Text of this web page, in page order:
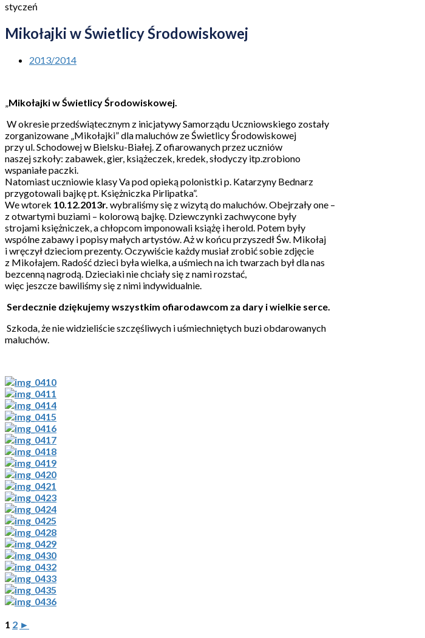
styczeń
Mikołajki w Świetlicy Środowiskowej
2013/2014
„Mikołajki w Świetlicy Środowiskowej.
W okresie przedświątecznym z inicjatywy Samorządu Uczniowskiego zostały
zorganizowane „Mikołajki” dla maluchów ze Świetlicy Środowiskowej
przy ul. Schodowej w Bielsku-Białej. Z ofiarowanych przez uczniów
naszej szkoły: zabawek, gier, książeczek, kredek, słodyczy itp.zrobiono
wspaniałe paczki.
Natomiast uczniowie klasy Va pod opieką polonistki p. Katarzyny Bednarz
przygotowali bajkę pt. Księżniczka Pirlipatka”.
We wtorek 10.12.2013r. wybraliśmy się z wizytą do maluchów. Obejrzały one –
z otwartymi buziami – kolorową bajkę. Dziewczynki zachwycone były
strojami księżniczek, a chłopcom imponowali książę i herold. Potem były
wspólne zabawy i popisy małych artystów. Aż w końcu przyszedł Św. Mikołaj
i wręczył dzieciom prezenty. Oczywiście każdy musiał zrobić sobie zdjęcie
z Mikołajem. Radość dzieci była wielka, a uśmiech na ich twarzach był dla nas
bezcenną nagrodą. Dzieciaki nie chciały się z nami rozstać,
więc jeszcze bawiliśmy się z nimi indywidualnie.
Serdecznie dziękujemy wszystkim ofiarodawcom za dary i wielkie serce.
Szkoda, że nie widzieliście szczęśliwych i uśmiechniętych buzi obdarowanych
maluchów.
1 2 ►